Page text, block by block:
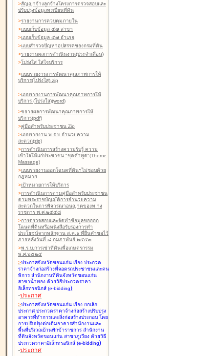
>สัญญาจ้างลูกจ้างโครงการตรวจสอบและ
ปรับปรุงข้อมูลทะเบียนที่ดิน
>รายงานการควบคุมภายใน
>แบบเก็บข้อมูล ๕๗ สาขา
>แบบเก็บข้อมูล ๕๗ อำเภอ
>แบบสำรวจปัญหาอุปสรรคของกรมที่ดิน
>รายงานผลการดำเนินงาน(ประจำเดือน)
>โปร่งใส ใส่ใจบริการ
>แบบรายงานการพัฒนาคุณภาพการให้
บริการ(โปร่งใส).zip
>แบบรายงานการพัฒนาคุณภาพการให้
บริการ (โปร่งใส)(word)
>ขยายผลการพัฒนาคุณภาพการให้
บริการ(pdf)
>คู่มือสำหรับประชาชน Zip
>แบบรายงาน พ.ร.บ.อำนวยความ
สะดวก(zip)
>การดำเนินการสร้างความรับรู้ ความ
เข้าใจให้แก่ประชาชน "ชุดคำพูด"(Theme
Massage)
>แบบรายงานออกโฉนดที่ดินฯไม่ชอบด้วย
กฎหมาย
>เป้าหมายการให้บริการ
>การดำเนินการตามคู่มือสำหรับประชาชน
ตามพระราชบัญญัติการอำนวยความ
สะดวกในการพิจารณาอนุญาตของท าง
ราชการ พ.ศ.๒๕๕๘
>การตรวจสอบและจัดทำข้อมูลขอออก
โฉนดที่ดินหรือหนังสือรับรองการทำ
ประโยชน์จากหลักฐาน ส.ค.๑ ที่ยื่นคำขอไว้
ภายหลังวันที่ ๘ กุมภาพันธ์ ๒๕๕๓
>พ.ร.บ.การเช่าที่ดินเพื่อเกษตรกรรม
พ.ศ.๒๕๒๔
>ประกาศจังหวัดขอนแก่น เรื่อง ประกวด
ราคาจ้างก่อสร้างที่จอดรถประชาชนและคน
พิการ สำนักงานที่ดินจังหวัดขอนแก่น
สาขาน้ำพอง ด้วยวิธีประกวดราคา
อิเล็กทรอนิกส์ (e-bidding)
-ประกาศ
>ประกาศจังหวัดขอนแก่น เรื่อง ยกเลิก
ประกาศ ประกวดราคาจ้างก่อสร้างปรับปรุง
อาคารที่ทำการและสิ่งก่อสร้างประกอบ โดย
การปรับปรุงต่อเติมอาคารสำนักงานและ
พื้นที่บริเวณบ้านพักข้าราชการ สำนักงาน
ที่ดินจังหวัดขอนแก่น สาขาภูเวียง ด้วยวิธี
ประกวดราคาอิเล็กทรอนิกส์ (e-bidding)
-ประกาศ